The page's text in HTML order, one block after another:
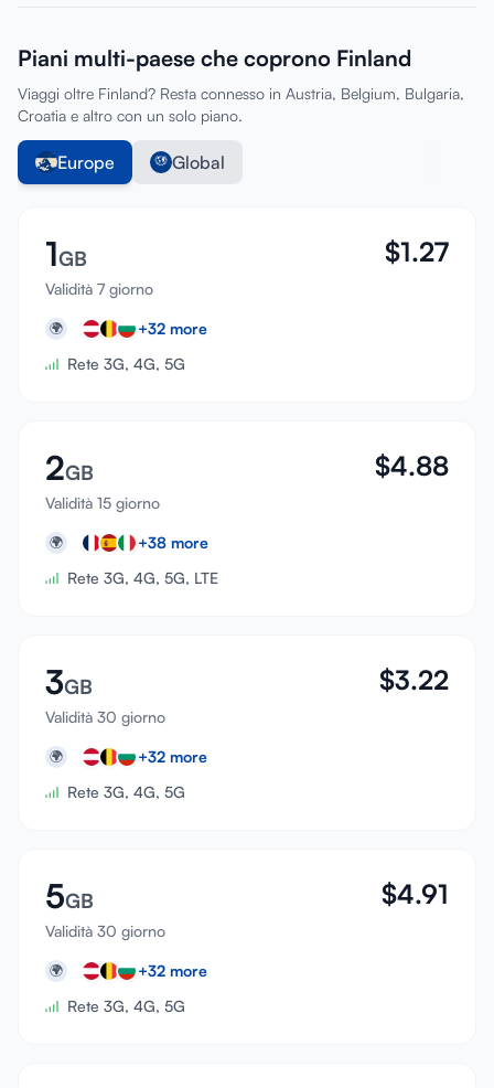
Piani multi-paese che coprono Finland
Viaggi oltre Finland? Resta connesso in Austria, Belgium, Bulgaria,
Croatia e altro con un solo piano.
Europe Global
1GB
Validità 7 giorno
$1.27
🌍 +32 more
Rete 3G, 4G, 5G
2GB
Validità 15 giorno
$4.88
🌍 +38 more
Rete 3G, 4G, 5G, LTE
3GB
Validità 30 giorno
$3.22
🌍 +32 more
Rete 3G, 4G, 5G
5GB
Validità 30 giorno
$4.91
🌍 +32 more
Rete 3G, 4G, 5G